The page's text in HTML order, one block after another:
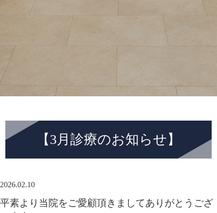
【3月診療のお知らせ】
2026.02.10
平素より当院をご愛顧頂きましてありがとうござ